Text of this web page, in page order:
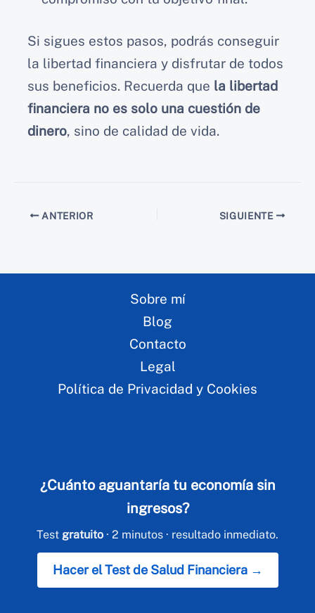
Si sigues estos pasos, podrás conseguir
la libertad financiera y disfrutar de todos
sus beneficios. Recuerda que la libertad
financiera no es solo una cuestión de
dinero, sino de calidad de vida.
ANTERIOR SIGUIENTE
Sobre mí
Blog
Contacto
Legal
Política de Privacidad y Cookies
¿Cuánto aguantaría tu economía sin
ingresos?
Test gratuito · 2 minutos · resultado inmediato.
Hacer el Test de Salud Financiera →